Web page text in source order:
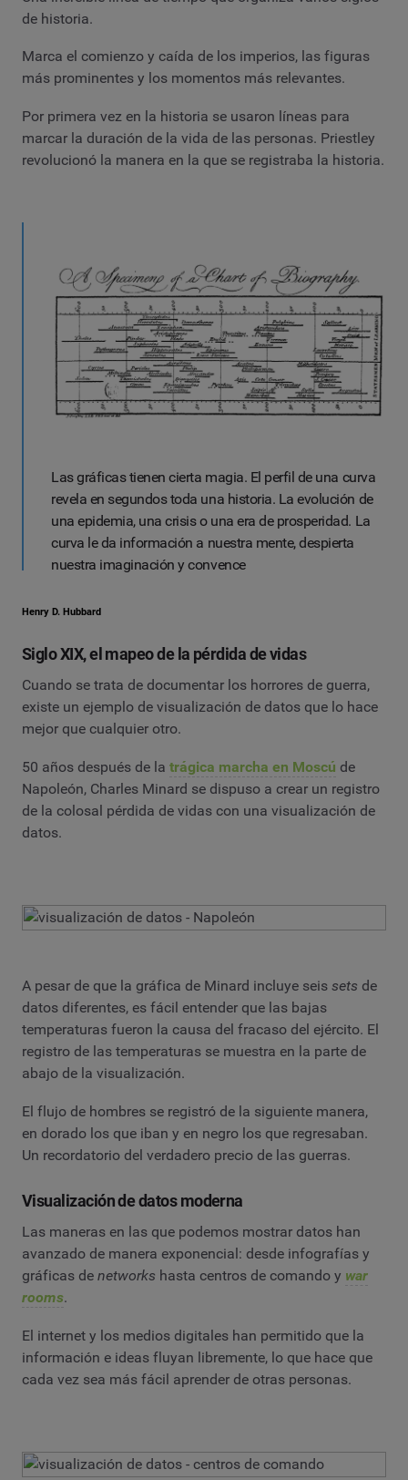
de historia.
Marca el comienzo y caída de los imperios, las figuras
más prominentes y los momentos más relevantes.
Por primera vez en la historia se usaron líneas para
marcar la duración de la vida de las personas. Priestley
revolucionó la manera en la que se registraba la historia.
Las gráficas tienen cierta magia. El perfil de una curva
revela en segundos toda una historia. La evolución de
una epidemia, una crisis o una era de prosperidad. La
curva le da información a nuestra mente, despierta
nuestra imaginación y convence
Henry D. Hubbard
Siglo XIX, el mapeo de la pérdida de vidas
Cuando se trata de documentar los horrores de guerra,
existe un ejemplo de visualización de datos que lo hace
mejor que cualquier otro.
50 años después de la trágica marcha en Moscú de
Napoleón, Charles Minard se dispuso a crear un registro
de la colosal pérdida de vidas con una visualización de
datos.
A pesar de que la gráfica de Minard incluye seis sets de
datos diferentes, es fácil entender que las bajas
temperaturas fueron la causa del fracaso del ejército. El
registro de las temperaturas se muestra en la parte de
abajo de la visualización.
El flujo de hombres se registró de la siguiente manera,
en dorado los que iban y en negro los que regresaban.
Un recordatorio del verdadero precio de las guerras.
Visualización de datos moderna
Las maneras en las que podemos mostrar datos han
avanzado de manera exponencial: desde infografías y
gráficas de networks hasta centros de comando y war
rooms.
El internet y los medios digitales han permitido que la
información e ideas fluyan libremente, lo que hace que
cada vez sea más fácil aprender de otras personas.